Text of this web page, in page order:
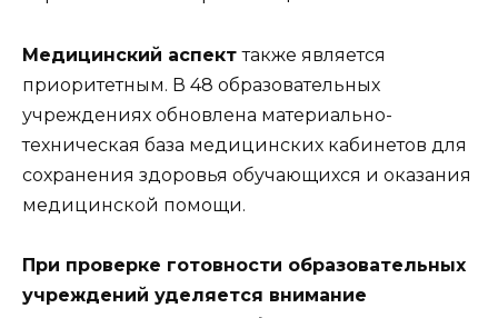
Медицинский аспекттакже является
приоритетным. В 48 образовательных
учреждениях обновлена материально-
техническая база медицинских кабинетов для
сохранения здоровья обучающихся и оказания
медицинской помощи.
При проверке готовности образовательных
учреждений уделяется внимание